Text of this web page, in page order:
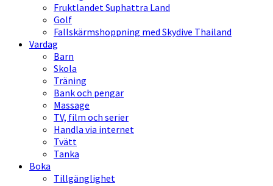
Fruktlandet Suphattra Land
Golf
Fallskärmshoppning med Skydive Thailand
Vardag
Barn
Skola
Träning
Bank och pengar
Massage
TV, film och serier
Handla via internet
Tvätt
Tanka
Boka
Tillgänglighet